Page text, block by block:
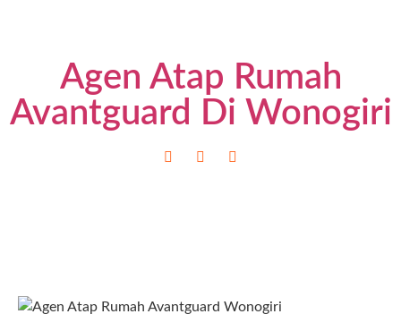
Agen Atap Rumah
Avantguard Di Wonogiri